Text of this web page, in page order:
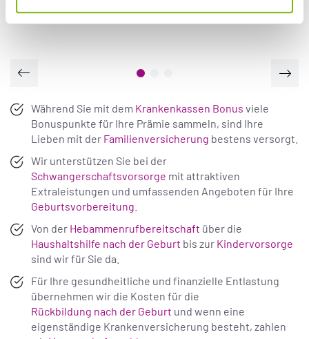
Während Sie mit dem Krankenkassen Bonus viele
Bonuspunkte für Ihre Prämie sammeln, sind Ihre
Lieben mit der Familienversicherung bestens versorgt.
Wir unterstützen Sie bei der
Schwangerschaftsvorsorge mit attraktiven
Extraleistungen und umfassenden Angeboten für Ihre
Geburtsvorbereitung
Von der Hebammenrufbereitschaft über die
Haushaltshilfe nach der Geburt bis zur Kindervorsorge
sind wir für Sie da.
Für Ihre gesundheitliche und finanzielle Entlastung
übernehmen wir die Kosten für die
Rückbildung nach der Geburt und wenn eine
eigenständige Krankenversicherung besteht, zahlen